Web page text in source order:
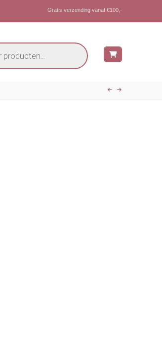
Gratis verzending vanaf €100,-